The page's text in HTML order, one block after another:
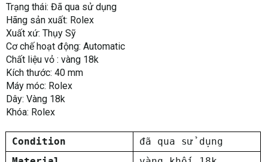
Trạng thái: Đã qua sử dụng
Hãng sản xuất: Rolex
Xuất xứ: Thụy Sỹ
Cơ chế hoạt động: Automatic
Chất liệu vỏ : vàng 18k
Kích thước: 40 mm
Máy móc: Rolex
Dây: Vàng 18k
Khóa: Rolex
Condition
đã qua sử dụng